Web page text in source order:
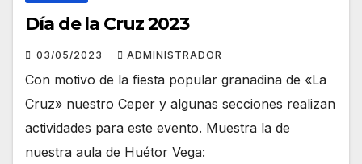
Día de la Cruz 2023
03/05/2023 ADMINISTRADOR
Con motivo de la fiesta popular granadina de «La
Cruz» nuestro Ceper y algunas secciones realizan
actividades para este evento. Muestra la de
nuestra aula de Huétor Vega: